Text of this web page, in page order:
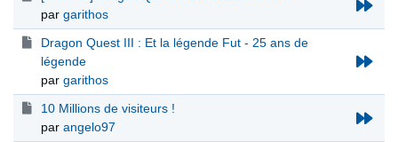
par garithos
Dragon Quest III : Et la légende Fut - 25 ans de
légende
par garithos
10 Millions de visiteurs !
par angelo97